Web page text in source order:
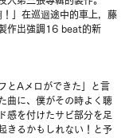
」在巡迴途中的車上，藤
作出強調16 beat的新
とAメロができた」と言
曲に、僕がその時よく聴
感を付けたサビ部分を足
きるかもしれない！と予